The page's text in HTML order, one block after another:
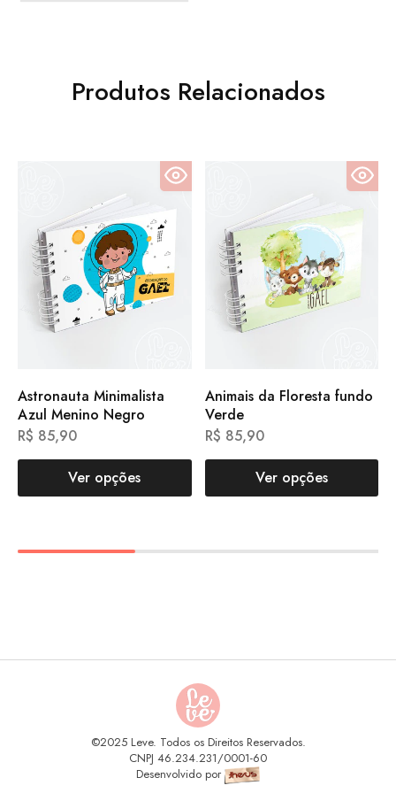
Produtos Relacionados
Astronauta Minimalista
Azul Menino Negro
R$ 85,90
Ver opções
Animais da Floresta fundo
Verde
R$ 85,90
Ver opções
©2025 Leve. Todos os Direitos Reservados.
CNPJ 46.234.231/0001-60
Desenvolvido por